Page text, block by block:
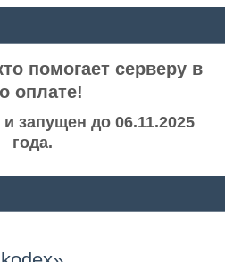
помогает серверу в
оплате!
запущен до 06.11.2025
года.